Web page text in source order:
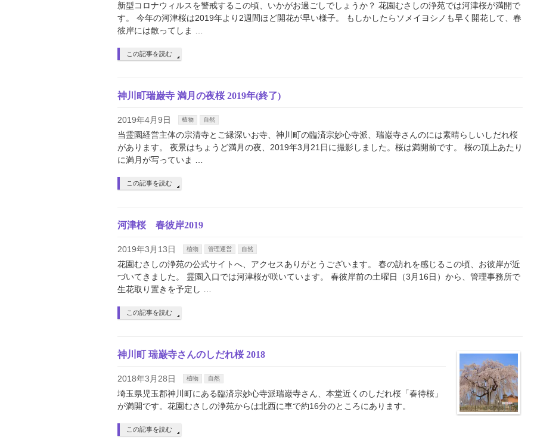
新型コロナウィルスを警戒するこの頃、いかがお過ごしでしょうか？ 花園むさしの浄苑では河津桜が満開で
す。 今年の河津桜は2019年より2週間ほど開花が早い様子。 もしかしたらソメイヨシノも早く開花して、春
彼岸には散ってしま …
この記事を読む
神川町瑞巌寺 満月の夜桜 2019年(終了)
2019年4月9日 植物 自然
当霊園経営主体の宗清寺とご縁深いお寺、神川町の臨済宗妙心寺派、瑞巌寺さんのには素晴らしいしだれ桜
があります。 夜景はちょうど満月の夜、2019年3月21日に撮影しました。桜は満開前です。 桜の頂上あたり
に満月が写っていま …
この記事を読む
河津桜 春彼岸2019
2019年3月13日 植物 管理運営 自然
花園むさしの浄苑の公式サイトへ、アクセスありがとうございます。 春の訪れを感じるこの頃、お彼岸が近
づいてきました。 霊園入口では河津桜が咲いています。 春彼岸前の土曜日（3月16日）から、管理事務所で
生花取り置きを予定し …
この記事を読む
神川町 瑞巌寺さんのしだれ桜 2018
2018年3月28日 植物 自然
埼玉県児玉郡神川町にある臨済宗妙心寺派瑞巌寺さん、本堂近くのしだれ桜「春待桜」
が満開です。花園むさしの浄苑からは北西に車で約16分のところにあります。
この記事を読む